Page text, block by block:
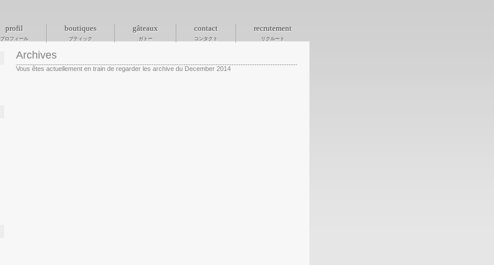
profil
プロフィール
boutiques
ブティック
gâteaux
ガトー
contact
コンタクト
recrutement
リクルート
Archives
Vous êtes actuellement en train de regarder les archive du December 2014